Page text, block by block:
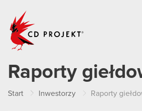
Raporty
Start Inwestorzy Raporty